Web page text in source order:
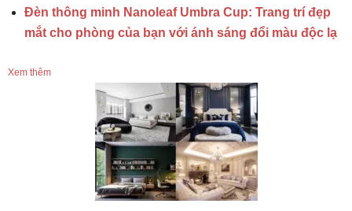
Đèn thông minh Nanoleaf Umbra Cup: Trang trí đẹp
mắt cho phòng của bạn với ánh sáng đổi màu độc lạ
Xem thêm